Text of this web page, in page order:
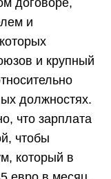
договоре,
и
и крупный
должностях.
что зарплата
чтобы
который в